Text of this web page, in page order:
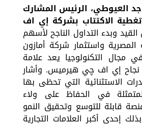
العيوطي، الرئيس المشارك
الاكتتاب بشركة إي اف
القيد وبدء التداول الناجح لأسهم
واستثمار شركة أمازون
في مجال التكنولوجيا يعد علامة
إي اف چي هيرميس. وأشار
الاستثنائية التي تحظى بها
في الحفاظ على ولاء
قابلة للتوسع وتحقيق النمو
إحدى أكبر العلامات التجارية